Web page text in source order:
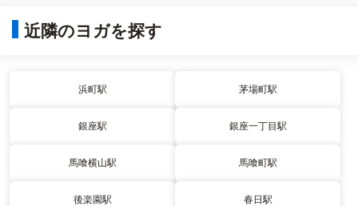
近隣のヨガを探す
浜町駅 茅場町駅
銀座駅 銀座一丁目駅
馬喰横山駅 馬喰町駅
後楽園駅 春日駅